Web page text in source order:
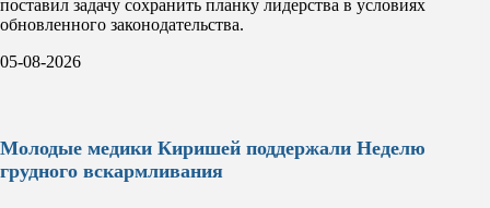
поставил задачу сохранить планку лидерства в условиях
обновленного законодательства.
05-08-2026
Молодые медики Киришей поддержали Неделю
грудного вскармливания